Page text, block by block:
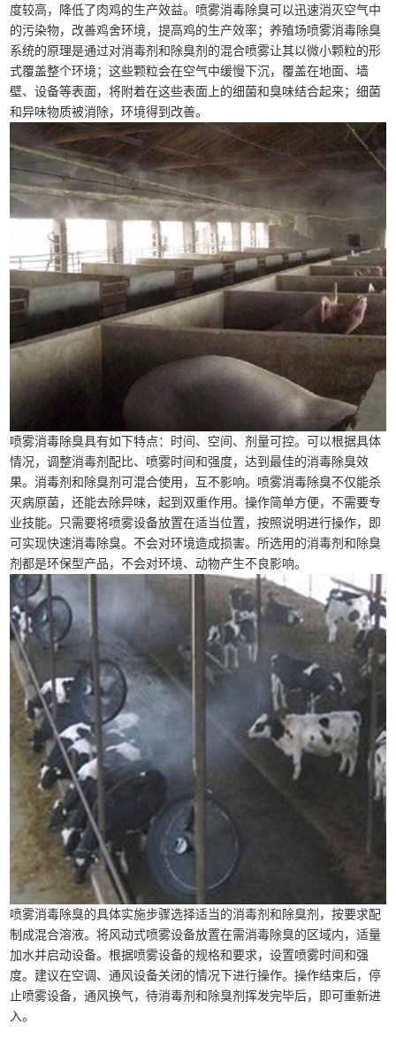
度较高，降低了肉鸡的生产效益。喷雾消毒除臭可以迅速消灭空气中
的污染物，改善鸡舍环境，提高鸡的生产效率；养殖场喷雾消毒除臭
系统的原理是通过对消毒剂和除臭剂的混合喷雾让其以微小颗粒的形
式覆盖整个环境；这些颗粒会在空气中缓慢下沉，覆盖在地面、墙
壁、设备等表面，将附着在这些表面上的细菌和臭味结合起来；细菌
和异味物质被消除，环境得到改善。
喷雾消毒除臭具有如下特点：时间、空间、剂量可控。可以根据具体
情况，调整消毒剂配比、喷雾时间和强度，达到最佳的消毒除臭效
果。消毒剂和除臭剂可混合使用，互不影响。喷雾消毒除臭不仅能杀
灭病原菌，还能去除异味，起到双重作用。操作简单方便，不需要专
业技能。只需要将喷雾设备放置在适当位置，按照说明进行操作，即
可实现快速消毒除臭。不会对环境造成损害。所选用的消毒剂和除臭
剂都是环保型产品，不会对环境、动物产生不良影响。
喷雾消毒除臭的具体实施步骤选择适当的消毒剂和除臭剂，按要求配
制成混合溶液。将风动式喷雾设备放置在需消毒除臭的区域内，适量
加水并启动设备。根据喷雾设备的规格和要求，设置喷雾时间和强
度。建议在空调、通风设备关闭的情况下进行操作。操作结束后，停
止喷雾设备，通风换气，待消毒剂和除臭剂挥发完毕后，即可重新进
入。